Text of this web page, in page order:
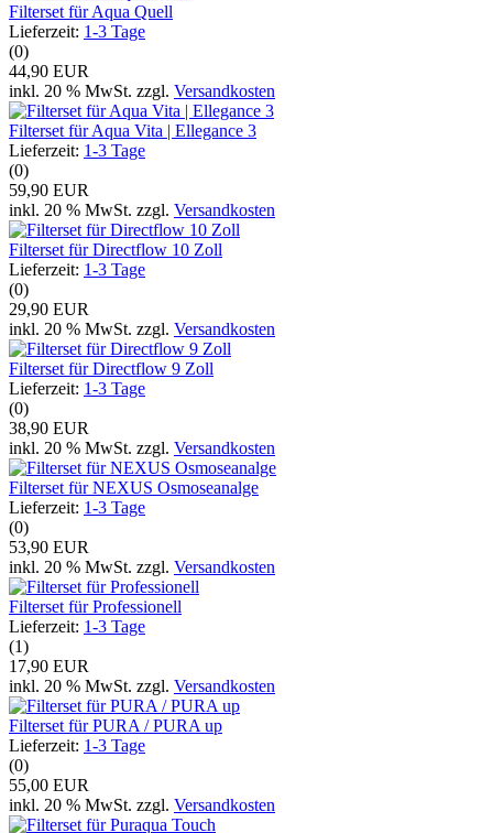
Filterset für Aqua Quell
Lieferzeit: 1-3 Tage
(0)
44,90 EUR
inkl. 20 % MwSt. zzgl. Versandkosten
Filterset für Aqua Vita | Ellegance 3
Lieferzeit: 1-3 Tage
(0)
59,90 EUR
inkl. 20 % MwSt. zzgl. Versandkosten
Filterset für Directflow 10 Zoll
Lieferzeit: 1-3 Tage
(0)
29,90 EUR
inkl. 20 % MwSt. zzgl. Versandkosten
Filterset für Directflow 9 Zoll
Lieferzeit: 1-3 Tage
(0)
38,90 EUR
inkl. 20 % MwSt. zzgl. Versandkosten
Filterset für NEXUS Osmoseanalge
Lieferzeit: 1-3 Tage
(0)
53,90 EUR
inkl. 20 % MwSt. zzgl. Versandkosten
Filterset für Professionell
Lieferzeit: 1-3 Tage
(1)
17,90 EUR
inkl. 20 % MwSt. zzgl. Versandkosten
Filterset für PURA / PURA up
Lieferzeit: 1-3 Tage
(0)
55,00 EUR
inkl. 20 % MwSt. zzgl. Versandkosten